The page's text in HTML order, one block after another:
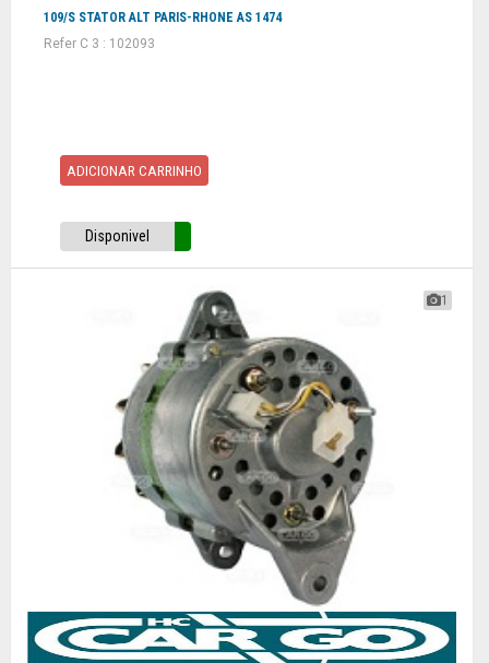
109/S STATOR ALT PARIS-RHONE AS 1474
Refer C 3 : 102093
ADICIONAR CARRINHO
Disponivel
1